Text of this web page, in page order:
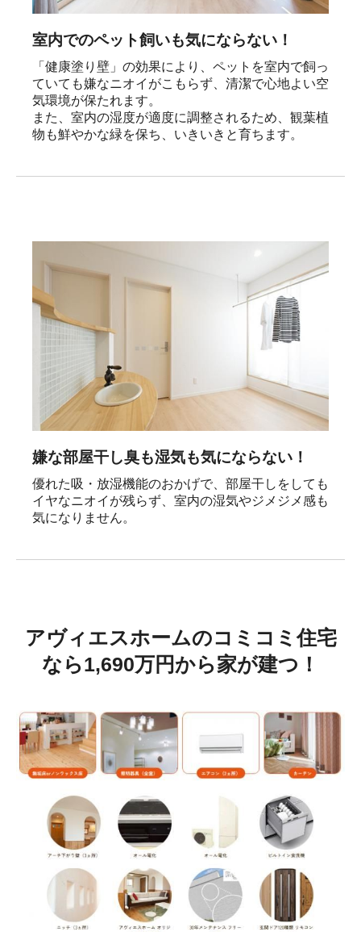
室内でのペット飼いも気にならない！
「健康塗り壁」の効果により、ペットを室内で飼っ
ていても嫌なニオイがこもらず、清潔で心地よい空
気環境が保たれます。
また、室内の湿度が適度に調整されるため、観葉植
物も鮮やかな緑を保ち、いきいきと育ちます。
嫌な部屋干し臭も湿気も気にならない！
優れた吸・放湿機能のおかげで、部屋干しをしても
イヤなニオイが残らず、室内の湿気やジメジメ感も
気になりません。
アヴィエスホームのコミコミ住宅
なら1,690万円から家が建つ！